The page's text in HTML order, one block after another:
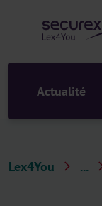
Actualité
Lex4You
...